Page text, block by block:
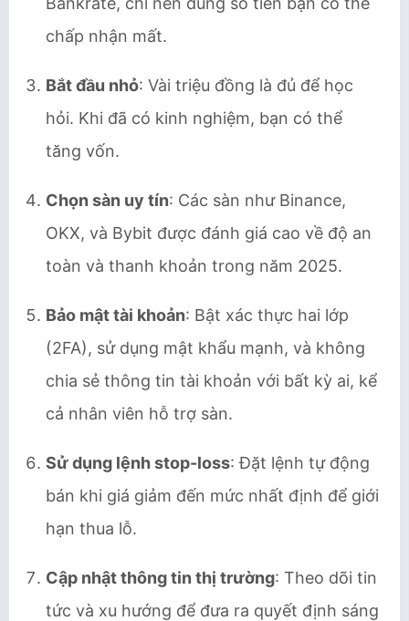
chấp nhận mất.
Bắt đầu nhỏ: Vài triệu đồng là đủ để học
hỏi. Khi đã có kinh nghiệm, bạn có thể
tăng vốn.
Chọn sàn uy tín: Các sàn như Binance,
OKX, và Bybit được đánh giá cao về độ an
toàn và thanh khoản trong năm 2025.
Bảo mật tài khoản: Bật xác thực hai lớp
(2FA), sử dụng mật khẩu mạnh, và không
chia sẻ thông tin tài khoản với bất kỳ ai, kể
cả nhân viên hỗ trợ sàn.
Sử dụng lệnh stop-loss: Đặt lệnh tự động
bán khi giá giảm đến mức nhất định để giới
hạn thua lỗ.
Cập nhật thông tin thị trường: Theo dõi tin
tức và xu hướng để đưa ra quyết định sáng